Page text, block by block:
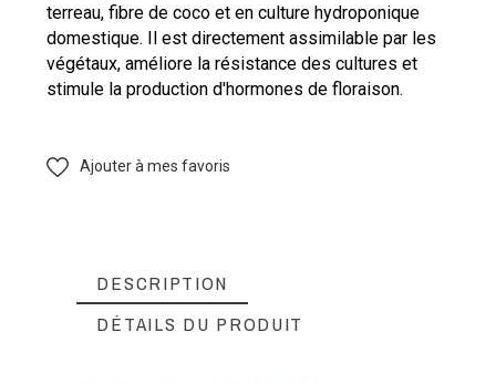
terreau, fibre de coco et en culture hydroponique
domestique. Il est directement assimilable par les
végétaux, améliore la résistance des cultures et
stimule la production d'hormones de floraison.
Ajouter à mes favoris
DESCRIPTION
DÉTAILS DU PRODUIT